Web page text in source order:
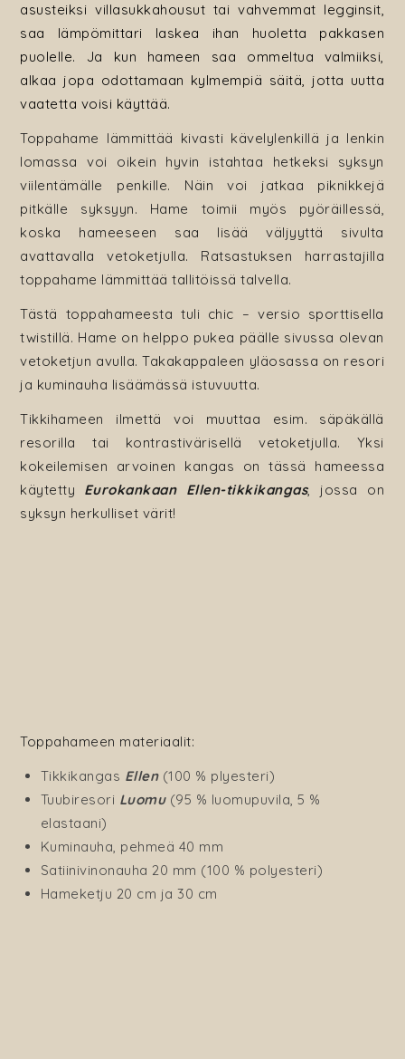
asusteiksi villasukkahousut tai vahvemmat legginsit,
saa lämpömittari laskea ihan huoletta pakkasen
puolelle. Ja kun hameen saa ommeltua valmiiksi,
alkaa jopa odottamaan kylmempiä säitä, jotta uutta
vaatetta voisi käyttää.
Toppahame lämmittää kivasti kävelylenkillä ja lenkin
lomassa voi oikein hyvin istahtaa hetkeksi syksyn
viilentämälle penkille. Näin voi jatkaa piknikkejä
pitkälle syksyyn. Hame toimii myös pyöräillessä,
koska hameeseen saa lisää väljyyttä sivulta
avattavalla vetoketjulla. Ratsastuksen harrastajilla
toppahame lämmittää tallitöissä talvella.
Tästä toppahameesta tuli chic – versio sporttisella
twistillä. Hame on helppo pukea päälle sivussa olevan
vetoketjun avulla. Takakappaleen yläosassa on resori
ja kuminauha lisäämässä istuvuutta.
Tikkihameen ilmettä voi muuttaa esim. säpäkällä
resorilla tai kontrastivärisellä vetoketjulla. Yksi
kokeilemisen arvoinen kangas on tässä hameessa
käytetty Eurokankaan Ellen-tikkikangas, jossa on
syksyn herkulliset värit!
Toppahameen materiaalit:
Tikkikangas Ellen(100 % plyesteri)
Tuubiresori Luomu(95 % luomupuvila, 5 %
elastaani)
Kuminauha, pehmeä 40 mm
Satiinivinonauha 20 mm (100 % polyesteri)
Hameketju 20 cm ja 30 cm